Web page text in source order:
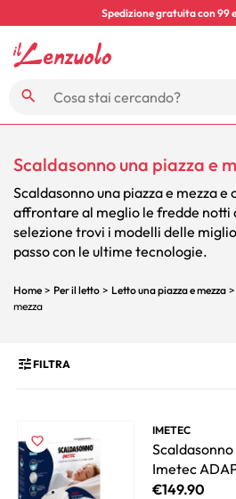
Spedizione gratuita con 99
Scaldasonno una piazza e
Scaldasonno una piazza e mezza
affrontare al meglio le fredde notti
selezione trovi i modelli delle
passo con le ultime tecnologie.
Home > Per il letto > Letto una piazza e mezza
mezza
FILTRA
IMETEC
Scaldasonno
Imetec
€149.90